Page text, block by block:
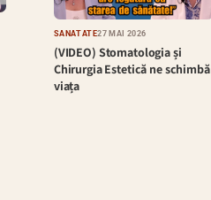
SĂNĂTATE27 MAI 2026
(VIDEO) Stomatologia și
Chirurgia Estetică ne schimbă
viața